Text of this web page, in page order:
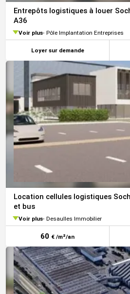
Entrepôts logistiques à louer
A36
Voir plus Pôle Implantation Entreprises
Loyer sur demande
Location cellules logistiques
et bus
Voir plus Desaulles Immobilier
60 € /m²/an